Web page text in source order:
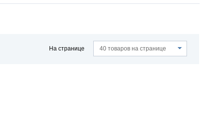
На странице 40 товаров на странице